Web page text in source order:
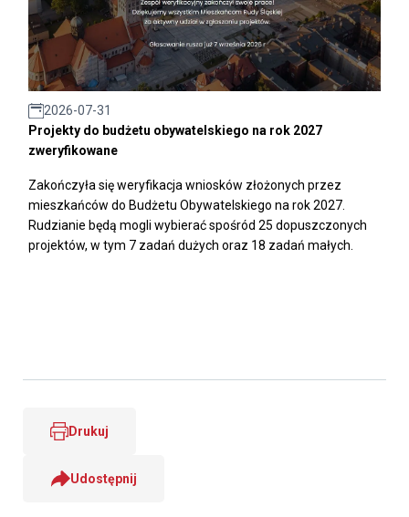
2026-07-31
Projekty do budżetu obywatelskiego na rok 2027
zweryfikowane
Zakończyła się weryfikacja wniosków złożonych przez
mieszkańców do Budżetu Obywatelskiego na rok 2027.
Rudzianie będą mogli wybierać spośród 25 dopuszczonych
projektów, w tym 7 zadań dużych oraz 18 zadań małych.
Drukuj
Udostępnij